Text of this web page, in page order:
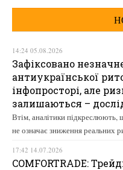
14:24 05.08.2026
Зафіксовано
антиукраїнської
інфопросторі, але
залишаються –
Втім, аналітики підкреслюють,
не означає зниження реальних
17:42 14.07.2026
COMFORTRADE: